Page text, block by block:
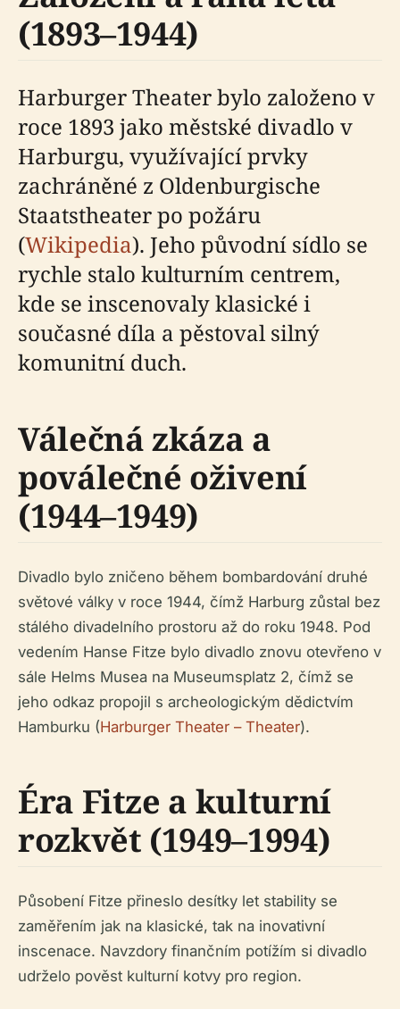
(1893–1944)
Harburger Theater bylo založeno v
roce 1893 jako městské divadlo v
Harburgu, využívající prvky
zachráněné z Oldenburgische
Staatstheater po požáru
(Wikipedia). Jeho původní sídlo se
rychle stalo kulturním centrem,
kde se inscenovaly klasické i
současné díla a pěstoval silný
komunitní duch.
Válečná zkáza a
poválečné oživení
(1944–1949)
Divadlo bylo zničeno během bombardování druhé
světové války v roce 1944, čímž Harburg zůstal bez
stálého divadelního prostoru až do roku 1948. Pod
vedením Hanse Fitze bylo divadlo znovu otevřeno v
sále Helms Musea na Museumsplatz 2, čímž se
jeho odkaz propojil s archeologickým dědictvím
Hamburku (Harburger Theater – Theater).
Éra Fitze a kulturní
rozkvět (1949–1994)
Působení Fitze přineslo desítky let stability se
zaměřením jak na klasické, tak na inovativní
inscenace. Navzdory finančním potížím si divadlo
udrželo pověst kulturní kotvy pro region.